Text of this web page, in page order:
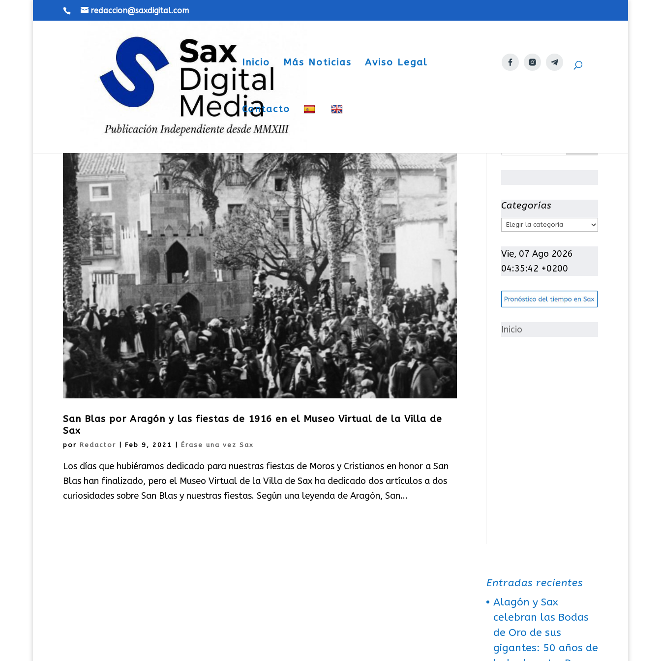
redaccion@saxdigital.com
Inicio Más Noticias Aviso Legal
Contacto
San Blas por Aragón y las fiestas de 1916 en el Museo Virtual de la Villa de
Sax
por Redactor Feb 9, 2021 Érase una vez Sax
Los días que hubiéramos dedicado para nuestras fiestas de Moros y Cristianos en honor a San
Blas han finalizado, pero el Museo Virtual de la Villa de Sax ha dedicado dos artículos a dos
curiosidades sobre San Blas y nuestras fiestas. Según una leyenda de Aragón, San...
Categorías
C
t
e
o
í
Vie, 07 Ago 2026
04:35:43 +0200
Inicio
Entradas recientes
Alagón y Sax
celebran las Bodas
de Oro de sus
gigantes: 50 años de